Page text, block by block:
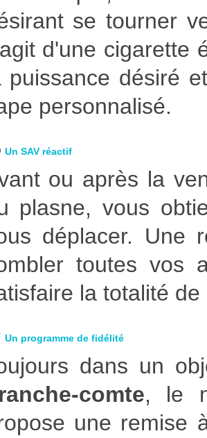
se tourner
d'une cigarette
puissance désiré
personnalisé.
Un SAV réactif
ou après la
plasne, vous
déplacer. Une
toutes vos
la totalité
Un programme de fidélité
dans un
comte, le
une remise